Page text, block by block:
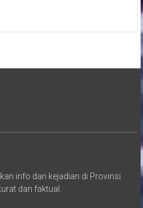
info dan kejadian di Provinsi
dan faktual.